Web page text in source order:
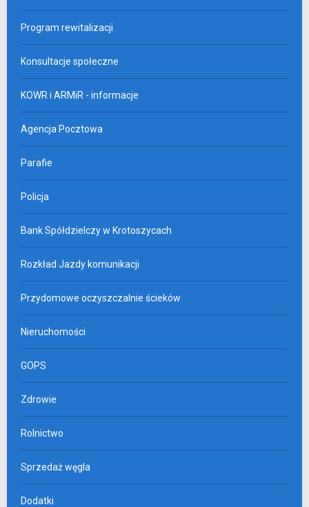
Program rewitalizacji
Konsultacje społeczne
KOWR i ARMiR - informacje
Agencja Pocztowa
Parafie
Policja
Bank Spółdzielczy w Krotoszycach
Rozkład Jazdy komunikacji
Przydomowe oczyszczalnie ścieków
Nieruchomości
GOPS
Zdrowie
Rolnictwo
Sprzedaż węgla
Dodatki